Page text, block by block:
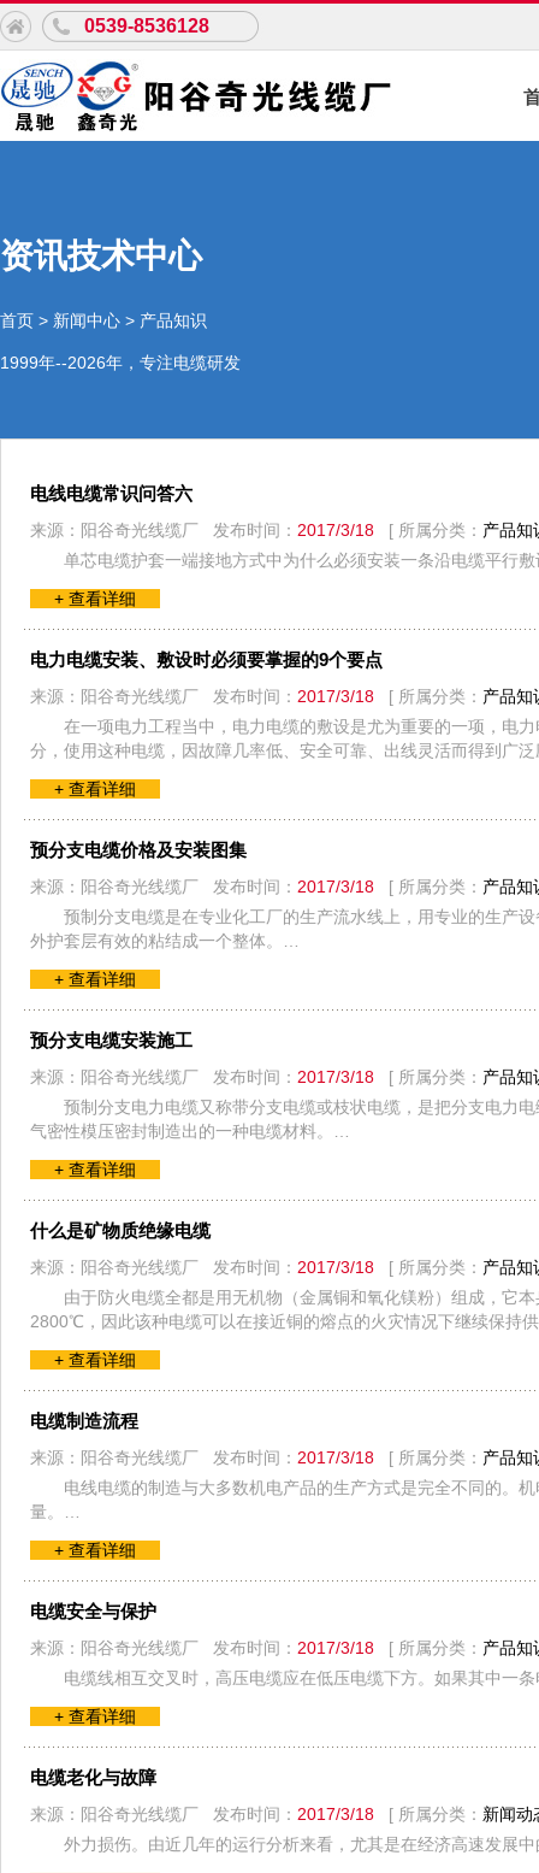
0539-8536128
资讯技术中心
首页 > 新闻中心 > 产品知识
1999年--2026年，专注电缆研发
电线电缆常识问答六
来源：阳谷奇光线缆厂 发布时间： 2017/3/18 [ 所属分类： 产品知
单芯电缆护套一端接地方式中为什么必须安装一条沿电缆平行
+ 查看详细
电力电缆安装、敷设时必须要掌握的9个要点
来源：阳谷奇光线缆厂 发布时间： 2017/3/18 [ 所属分类： 产品知
在一项电力工程当中，电力电缆的敷设是尤为重要的一项，电
分，使用这种电缆，因故障几率低、安全可靠、出线灵活而得到广
+ 查看详细
预分支电缆价格及安装图集
来源：阳谷奇光线缆厂 发布时间： 2017/3/18 [ 所属分类： 产品知
预制分支电缆是在专业化工厂的生产流水线上，用专业的生产
外护套层有效的粘结成一个整体。…
+ 查看详细
预分支电缆安装施工
来源：阳谷奇光线缆厂 发布时间： 2017/3/18 [ 所属分类： 产品知
预制分支电力电缆又称带分支电缆或枝状电缆，是把分支电力
气密性模压密封制造出的一种电缆材料。…
+ 查看详细
什么是矿物质绝缘电缆
来源：阳谷奇光线缆厂 发布时间： 2017/3/18 [ 所属分类： 产品知
由于防火电缆全都是用无机物（金属铜和氧化镁粉）组成，它
2800℃，因此该种电缆可以在接近铜的熔点的火灾情况下继续保持
+ 查看详细
电缆制造流程
来源：阳谷奇光线缆厂 发布时间： 2017/3/18 [ 所属分类： 产品知
电线电缆的制造与大多数机电产品的生产方式是完全不同的。
量。…
+ 查看详细
电缆安全与保护
来源：阳谷奇光线缆厂 发布时间： 2017/3/18 [ 所属分类： 产品知
电缆线相互交叉时，高压电缆应在低压电缆下方。如果其中一
+ 查看详细
电缆老化与故障
来源：阳谷奇光线缆厂 发布时间： 2017/3/18 [ 所属分类： 新闻动
外力损伤。由近几年的运行分析来看，尤其是在经济高速发展